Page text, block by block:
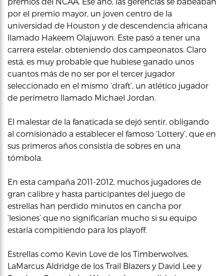
por el premio mayor, un joven centro de la
universidad de Houston y de descendencia africana
llamado Hakeem Olajuwon. Este pasó a tener una
carrera estelar, obteniendo dos campeonatos. Claro
está, es muy probable que hubiese ganado unos
cuantos más de no ser por el tercer jugador
seleccionado en el mismo ‘draft’, un atlético jugador
de perímetro llamado Michael Jordan.
El malestar de la fanaticada se dejó sentir, obligando
al comisionado a establecer el famoso ‘Lottery’, que en
sus primeros años consistía de sobres en una
tómbola.
En esta campaña 2011-2012, muchos jugadores de
gran calibre y hasta participantes del juego de
estrellas han perdido minutos en cancha por
‘lesiones’ que no significarían mucho si su equipo
estaría compitiendo para los playoff.
Estrellas como Kevin Love de los Timberwolves,
LaMarcus Aldridge de los Trail Blazers y David Lee y